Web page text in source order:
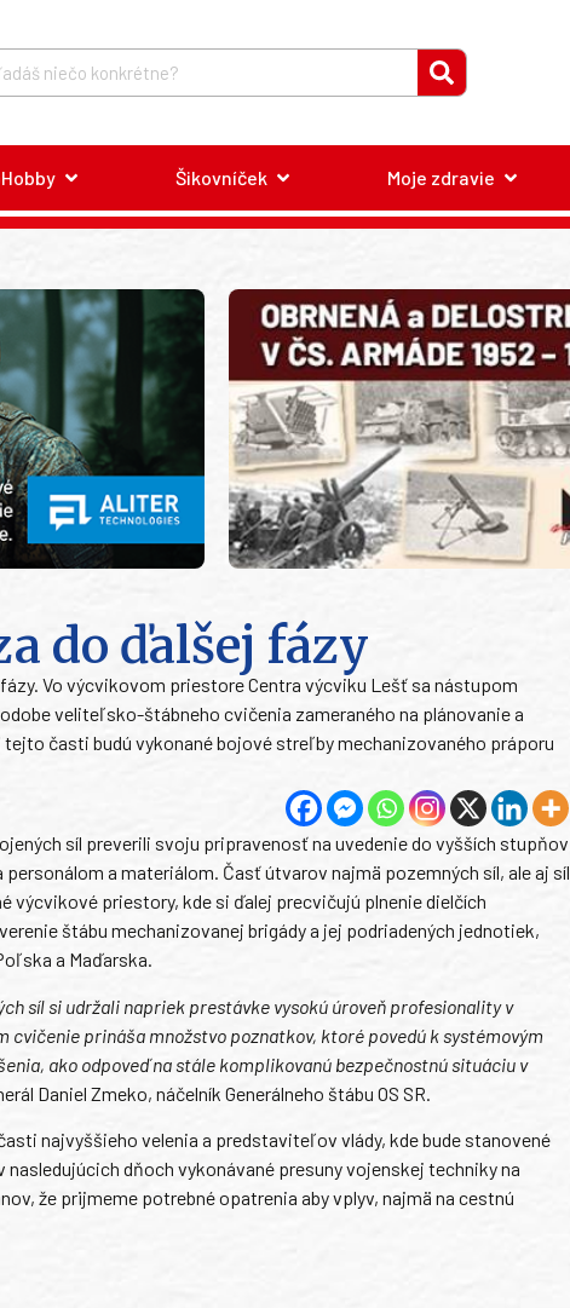
Šikovníček Moje zdravie
do ďalšej fázy
Vo výcvikovom priestore Centra výcviku Lešť sa nástupom
veliteľsko-štábneho cvičenia zameraného na plánovanie a
časti budú vykonané bojové streľby mechanizovaného práporu
síl preverili svoju pripravenosť na uvedenie do vyšších stupňov
a materiálom. Časť útvarov najmä pozemných síl, ale aj síl
výcvikové priestory, kde si ďalej precvičujú plnenie dielčích
štábu mechanizovanej brigády a jej podriadených jednotiek,
a Maďarska.
síl si udržali napriek prestávke vysokú úroveň profesionality v
cvičenie prináša množstvo poznatkov, ktoré povedú k systémovým
ako odpoveď na stále komplikovanú bezpečnostnú situáciu v
Daniel Zmeko, náčelník Generálneho štábu OS SR.
najvyššieho velenia a predstaviteľov vlády, kde bude stanovené
dňoch vykonávané presuny vojenskej techniky na
že prijmeme potrebné opatrenia aby vplyv, najmä na cestnú